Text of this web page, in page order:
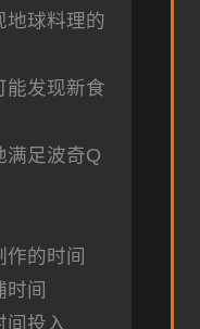
地球料理的
能发现新食
满足波奇Q
的时间
间
间投入